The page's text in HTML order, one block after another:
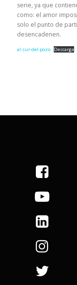
serie, ya que
como: el amor
solo el punto de
desencadenen.
al-sur-del-pozo Descarga